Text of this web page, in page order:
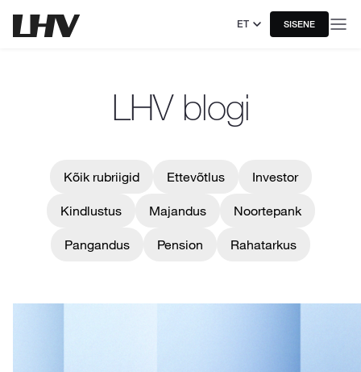
ET SISENE
LHV blogi
Kõik rubriigid Ettevõtlus Investor
Kindlustus Majandus Noortepank
Pangandus Pension Rahatarkus